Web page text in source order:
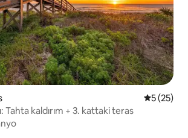
55 (25)
Tahta kaldırım + 3. kattaki teras